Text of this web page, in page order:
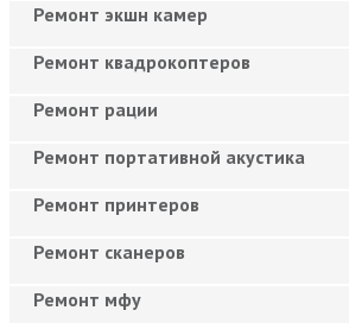
Ремонт экшн камер
Ремонт квадрокоптеров
Ремонт рации
Ремонт портативной акустика
Ремонт принтеров
Ремонт сканеров
Ремонт мфу